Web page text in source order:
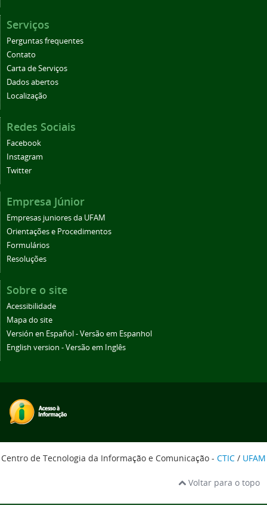
Serviços
Perguntas frequentes
Contato
Carta de Serviços
Dados abertos
Localização
Redes Sociais
Facebook
Instagram
Twitter
Empresa Júnior
Empresas juniores da UFAM
Orientações e Procedimentos
Formulários
Resoluções
Sobre o site
Acessibilidade
Mapa do site
Versión en Español - Versão em Espanhol
English version - Versão em Inglês
Centro de Tecnologia da Informação e Comunicação - CTIC / UFAM
Voltar para o topo